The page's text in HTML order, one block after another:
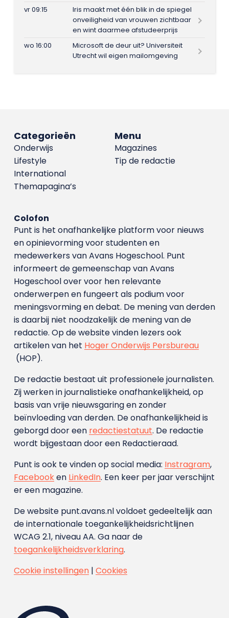
vr 09:15
Iris maakt met één blik in de spiegel
onveiligheid van vrouwen zichtbaar
en wint daarmee afstudeerprijs
wo 16:00
Microsoft de deur uit? Universiteit
Utrecht wil eigen mailomgeving
Menu
Magazines
Tip de redactie
Categorieën
Onderwijs
Lifestyle
International
Themapagina’s
Colofon
Punt is het onafhankelijke platform voor nieuws
en opinievorming voor studenten en
medewerkers van Avans Hoge­school. Punt
informeert de gemeenschap van Avans
Hogeschool over voor hen relevante
onderwerpen en fungeert als podium voor
meningsvorming en debat. De mening van derden
is daarbij niet noodzakelijk de mening van de
redactie. Op de website vinden lezers ook
artikelen van het Hoger Onderwijs Persbureau
(HOP).
De redactie bestaat uit professionele journalisten.
Zij werken in journalistieke onafhankelijkheid, op
basis van vrije nieuwsgaring en zonder
beïnvloeding van derden. De onafhankelijkheid is
geborgd door een redactiestatuut. De redactie
wordt bijgestaan door een Redactieraad.
Punt is ook te vinden op social media: Instragram,
Facebooken LinkedIn. Een keer per jaar verschijnt
er een magazine.
De website punt.avans.nl voldoet gedeeltelijk aan
de internationale toegankelijkheidsrichtlijnen
WCAG 2.1, niveau AA. Ga naar de
toegankelijkheidsverklaring.
Cookie instellingen| Cookies